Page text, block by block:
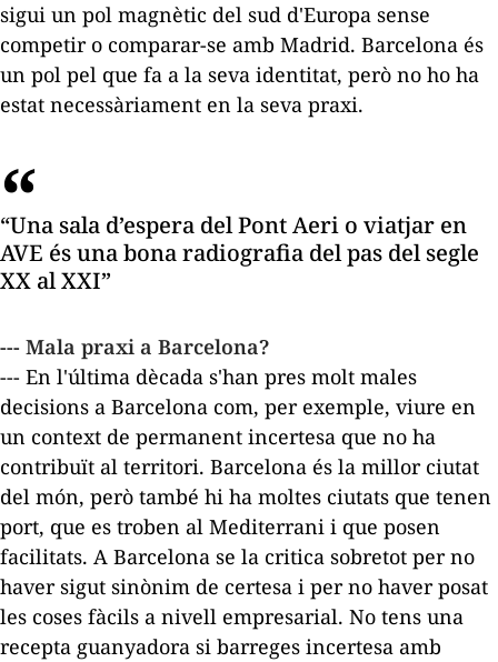
sigui un pol magnètic del sud d'Europa sense
competir o comparar-se amb Madrid. Barcelona és
un pol pel que fa a la seva identitat, però no ho ha
estat necessàriament en la seva praxi.
“Una sala d’espera del Pont Aeri o viatjar en
AVE és una bona radiografia del pas del segle
XX al XXI”
--- Mala praxi a Barcelona?
--- En l'última dècada s'han pres molt males
decisions a Barcelona com, per exemple, viure en
un context de permanent incertesa que no ha
contribuït al territori. Barcelona és la millor ciutat
del món, però també hi ha moltes ciutats que tenen
port, que es troben al Mediterrani i que posen
facilitats. A Barcelona se la critica sobretot per no
haver sigut sinònim de certesa i per no haver posat
les coses fàcils a nivell empresarial. No tens una
recepta guanyadora si barreges incertesa amb